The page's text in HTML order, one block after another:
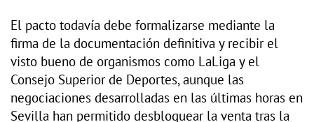
El pacto todavía debe formalizarse mediante la
firma de la documentación definitiva y recibir el
visto bueno de organismos como LaLiga y el
Consejo Superior de Deportes, aunque las
negociaciones desarrolladas en las últimas horas en
Sevilla han permitido desbloquear la venta tras la